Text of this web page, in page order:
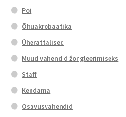
Poi
Õhuakrobaatika
Üherattalised
Muud vahendid žongleerimiseks
Staff
Kendama
Osavusvahendid